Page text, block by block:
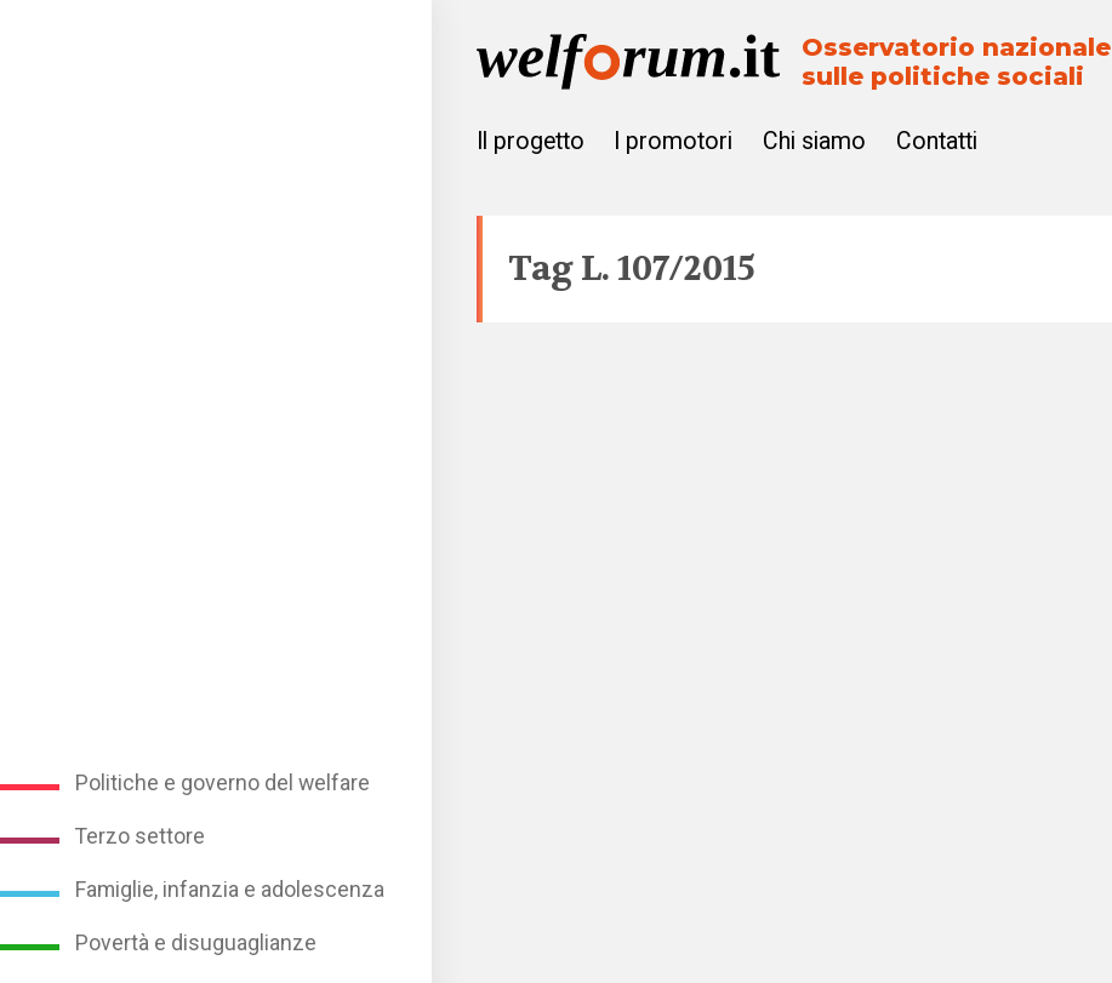
Politiche e governo del welfare
Terzo settore
Famiglie, infanzia e adolescenza
Povertà e disuguaglianze
Osservatorio nazionale
sulle politiche sociali
Il progetto I promotori Chi siamo Contatti
TagL. 107/2015